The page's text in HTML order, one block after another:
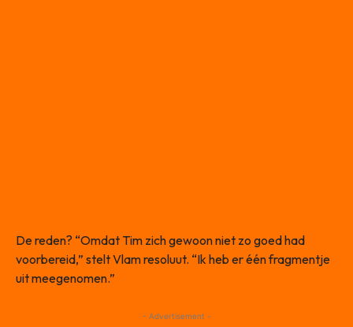
De reden? “Omdat Tim zich gewoon niet zo goed had
voorbereid,” stelt Vlam resoluut. “Ik heb er één fragmentje
uit meegenomen.”
- Advertisement -